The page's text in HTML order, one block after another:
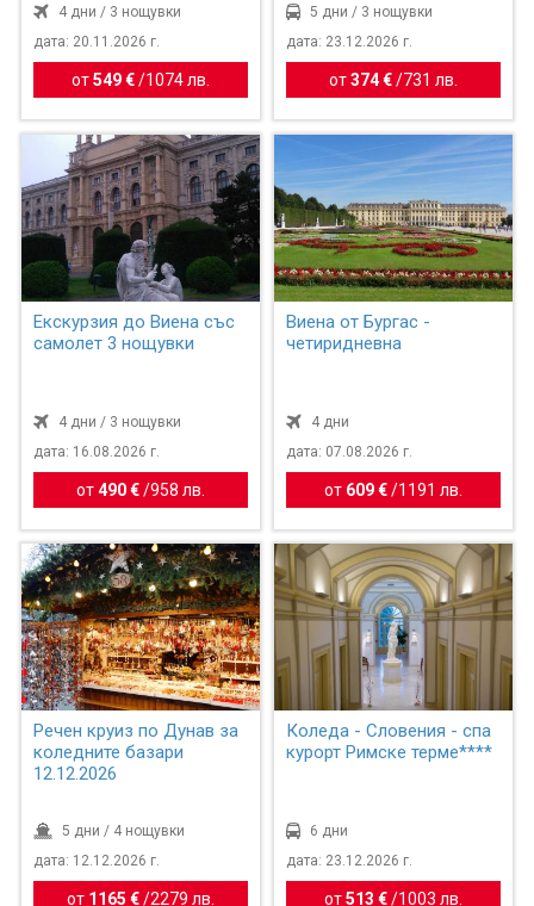
4 дни / 3 нощувки
дата: 20.11.2026 г.
от549 € / 1074 лв.
5 дни / 3 нощувки
дата: 23.12.2026 г.
от374 €/ 731 лв.
Екскурзия до Виена със
самолет 3 нощувки
4 дни / 3 нощувки
дата: 16.08.2026 г.
от490 € /958 лв.
Виена от Бургас -
четиридневна
4 дни
дата: 07.08.2026 г.
от 609 €/ 1191 лв.
Речен круиз по Дунав за
коледните базари
12.12.2026
5 дни / 4 нощувки
дата: 12.12.2026 г.
от 1165 € /2279 лв.
Коледа - Словения - спа
курорт Римске терме****
6 дни
дата: 23.12.2026 г.
от513 €/ 1003 лв.